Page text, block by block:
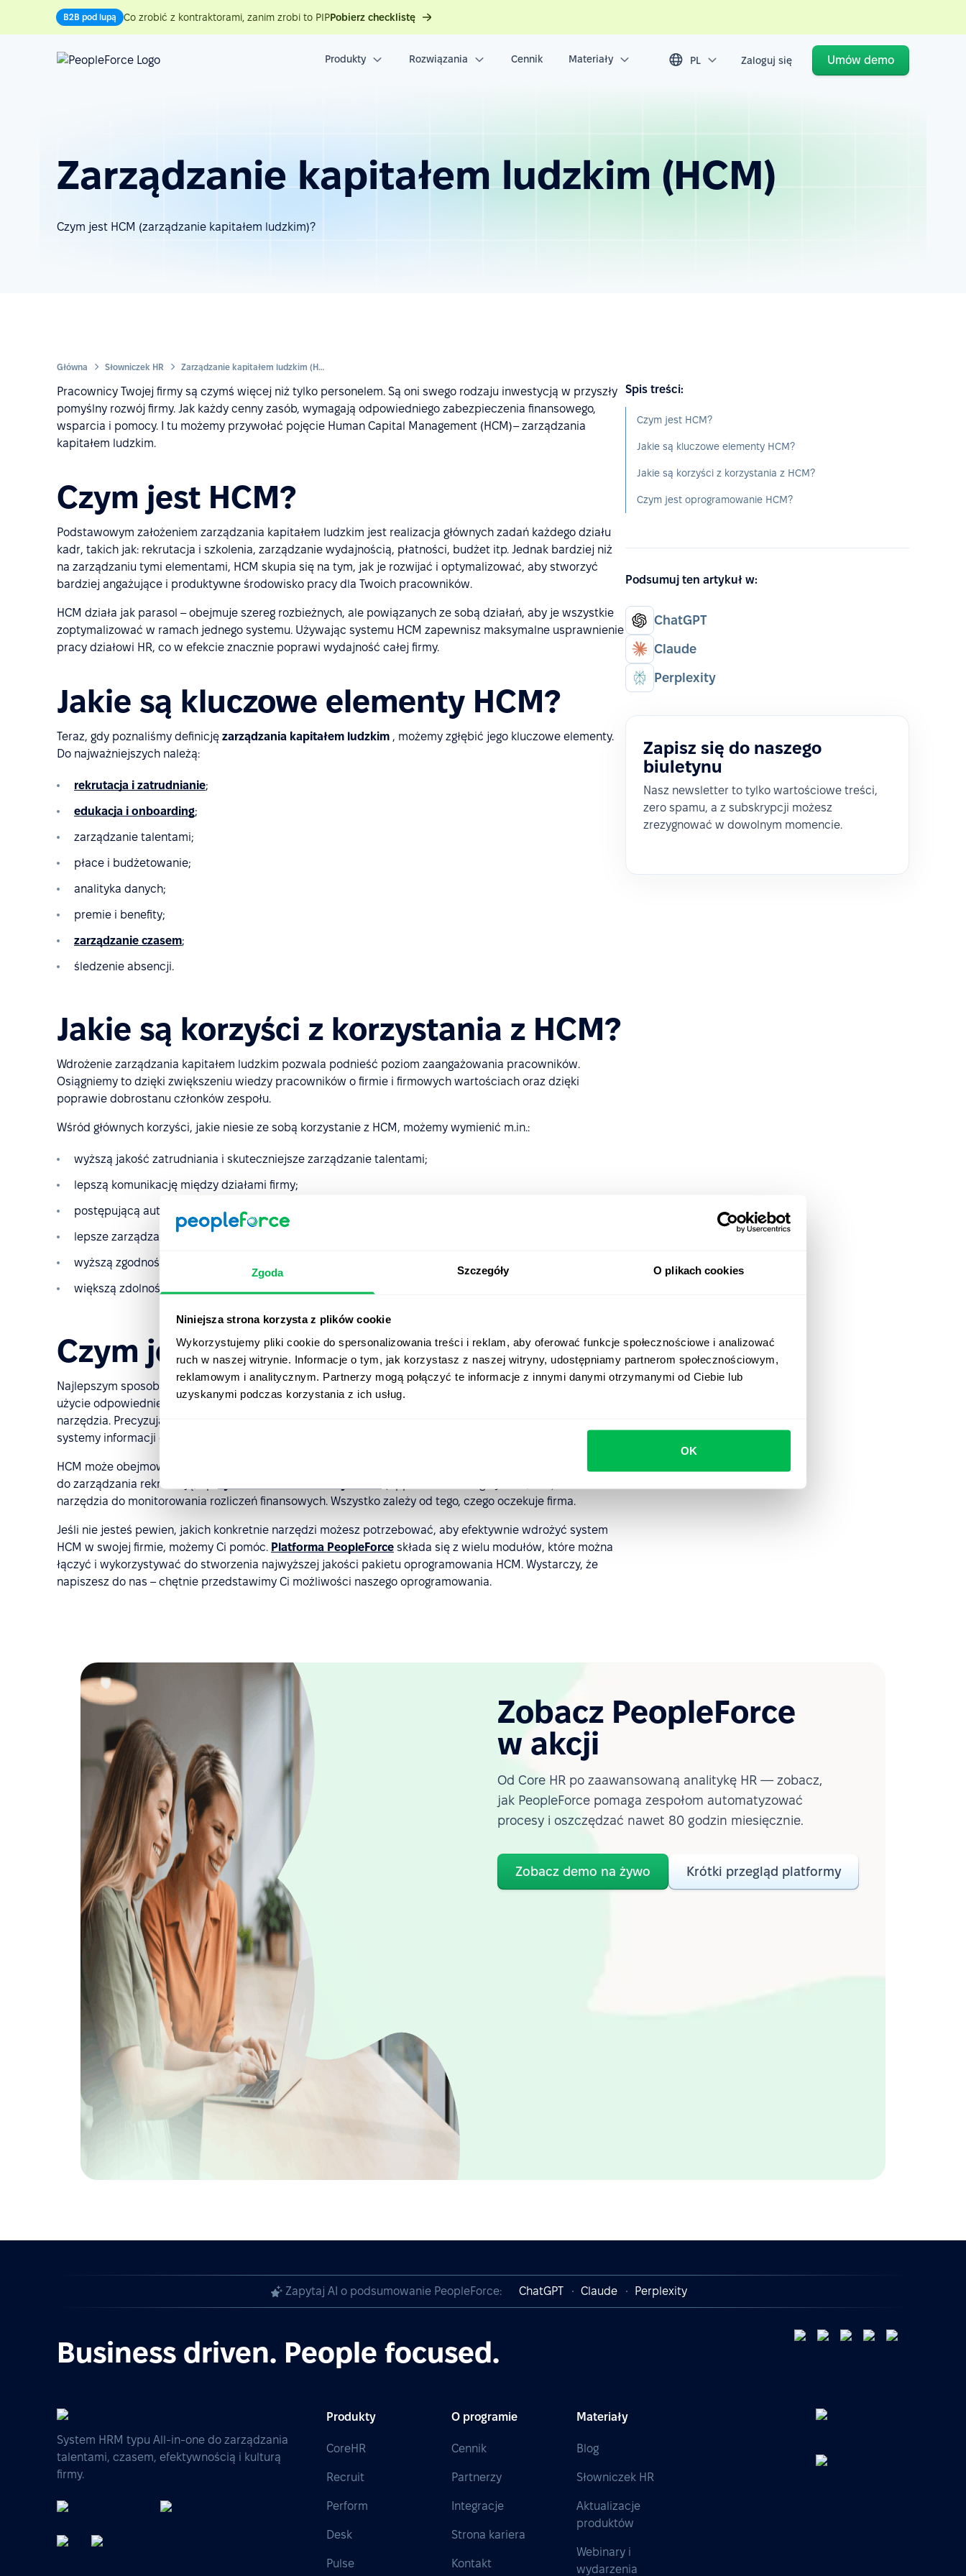
Zgoda Szczegóły O plikach cookies
Niniejsza strona korzysta z plików cookie
Wykorzystujemy pliki cookie do spersonalizowania treści i reklam, aby oferować funkcje społecznościowe i analizować
ruch w naszej witrynie. Informacje o tym, jak korzystasz z naszej witryny, udostępniamy partnerom społecznościowym,
reklamowym i analitycznym. Partnerzy mogą połączyć te informacje z innymi danymi otrzymanymi od Ciebie lub
uzyskanymi podczas korzystania z ich usług.
OK
B2B pod lupą Co zrobić z kontraktorami, zanim zrobi to PIPPobierz checklistę
Produkty Rozwiązania Cennik Materiały PL Zaloguj się Umów demo
Zarządzanie kapitałem ludzkim (HCM)
Czym jest HCM (zarządzanie kapitałem ludzkim)?
Główna Słowniczek HR Zarządzanie kapitałem ludzkim (HCM)
Pracownicy Twojej firmy są czymś więcej niż tylko personelem. Są oni swego rodzaju inwestycją w przyszły
pomyślny rozwój firmy. Jak każdy cenny zasób, wymagają odpowiedniego zabezpieczenia finansowego,
wsparcia i pomocy. I tu możemy przywołać pojęcie Human Capital Management (HCM)– zarządzania
kapitałem ludzkim.
Czym jest HCM?
Podstawowym założeniem zarządzania kapitałem ludzkim jest realizacja głównych zadań każdego działu
kadr, takich jak: rekrutacja i szkolenia, zarządzanie wydajnością, płatności, budżet itp. Jednak bardziej niż
na zarządzaniu tymi elementami, HCM skupia się na tym, jak je rozwijać i optymalizować, aby stworzyć
bardziej angażujące i produktywne środowisko pracy dla Twoich pracowników.
HCM działa jak parasol – obejmuje szereg rozbieżnych, ale powiązanych ze sobą działań, aby je wszystkie
zoptymalizować w ramach jednego systemu. Używając systemu HCM zapewnisz maksymalne usprawnienie
pracy działowi HR, co w efekcie znacznie poprawi wydajność całej firmy.
Jakie są kluczowe elementy HCM?
Teraz, gdy poznaliśmy definicję zarządzania kapitałem ludzkim , możemy zgłębić jego kluczowe elementy.
Do najważniejszych należą:
rekrutacja i zatrudnianie;
edukacja i onboarding;
zarządzanie talentami;
płace i budżetowanie;
analityka danych;
premie i benefity;
zarządzanie czasem;
śledzenie absencji.
Jakie są korzyści z korzystania z HCM?
Wdrożenie zarządzania kapitałem ludzkim pozwala podnieść poziom zaangażowania pracowników.
Osiągniemy to dzięki zwiększeniu wiedzy pracowników o firmie i firmowych wartościach oraz dzięki
poprawie dobrostanu członków zespołu.
Wśród głównych korzyści, jakie niesie ze sobą korzystanie z HCM, możemy wymienić m.in.:
wyższą jakość zatrudniania i skuteczniejsze zarządzanie talentami;
lepszą komunikację między działami firmy;
postępującą automatyzację HR, a za tym – wydajniejsze działania;
lepsze zarządzanie kosztami i redukcję firmowych wydatków;
wyższą zgodność z przepisami i regulacjami prawnymi;
większą zdolność adaptacji oraz większą zwinność firmy w działaniu.
Czym jest oprogramowanie HCM?
Najlepszym sposobem na wdrożenie kompleksowego systemu zarządzania kapitałem ludzkim w firmie jest
użycie odpowiedniego oprogramowania. Pozwoli ono zarządzać wszystkimi elementami w ramach jednego
narzędzia. Precyzując, oprogramowanie HCM jest w pakietem oprogramowania, na który składają się
systemy informacji o zasobach ludzkich (HRIS) i systemy zarządzania zasobami ludzkimi (HRMS).
HCM może obejmować też inne rodzaje oprogramowania, zależnie od potrzeb firmy. Mogą to być narzędzia
do zarządzania rekrutacją, np.
narzędzia do monitorowania rozliczeń finansowych. Wszystko zależy od tego, czego oczekuje firma.
Jeśli nie jesteś pewien, jakich konkretnie narzędzi możesz potrzebować, aby efektywnie wdrożyć system
HCM w swojej firmie, możemy Ci pomóc. Platforma PeopleForce składa się z wielu modułów, które można
łączyć i wykorzystywać do stworzenia najwyższej jakości pakietu oprogramowania HCM. Wystarczy, że
napiszesz do nas – chętnie przedstawimy Ci możliwości naszego oprogramowania.
Spis treści:
Czym jest HCM?
Jakie są kluczowe elementy HCM?
Jakie są korzyści z korzystania z HCM?
Czym jest oprogramowanie HCM?
Podsumuj ten artykuł w:
ChatGPT
Claude
Perplexity
Zapisz się do naszego
biuletynu
Nasz newsletter to tylko wartościowe treści,
zero spamu, a z subskrypcji możesz
zrezygnować w dowolnym momencie.
Zobacz PeopleForce
w akcji
Od Core HR po zaawansowaną analitykę HR — zobacz,
jak PeopleForce pomaga zespołom automatyzować
procesy i oszczędzać nawet 80 godzin miesięcznie.
Zobacz demo na żywo Krótki przegląd platformy
Zapytaj AI o podsumowanie PeopleForce: ChatGPT Claude Perplexity
Business driven. People focused.
System HRM typu All-in-one do zarządzania
talentami, czasem, efektywnością i kulturą
firmy.
Produkty
CoreHR
Recruit
Perform
Desk
Pulse
O programie
Cennik
Partnerzy
Integracje
Strona kariera
Kontakt
Materiały
Blog
Słowniczek HR
Aktualizacje
produktów
Webinary i
wydarzenia